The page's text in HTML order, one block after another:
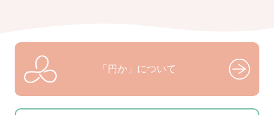
「円か」について